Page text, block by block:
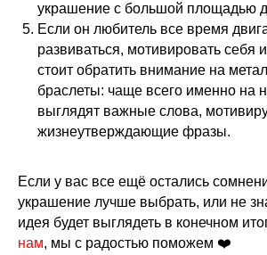
украшение с большой площадью
Если он любитель все время
развиваться, мотивировать себя
стоит обратить внимание на
браслеты: чаще всего именно на
выглядят важные слова,
жизнеутверждающие фразы.
Если у вас все ещё остались
украшение лучше выбрать, или не
идея будет выглядеть в конечном
нам, мы с радостью поможем ❤️